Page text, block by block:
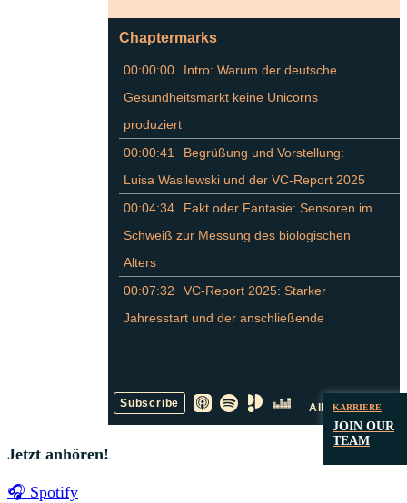
Jetzt anhören!
🎧 Spotify
KARRIERE
JOIN OUR
TEAM